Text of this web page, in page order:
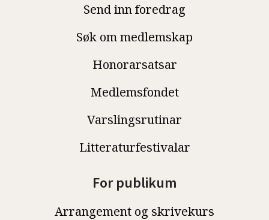
Send inn foredrag
Søk om medlemskap
Honorarsatsar
Medlemsfondet
Varslingsrutinar
Litteraturfestivalar
For publikum
Arrangement og skrivekurs